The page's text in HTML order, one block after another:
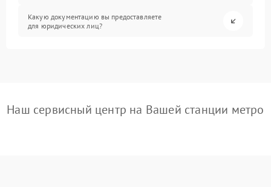
Какую документацию вы предоставляете
для юридических лиц?
Наш сервисный центр на Вашей станции метро